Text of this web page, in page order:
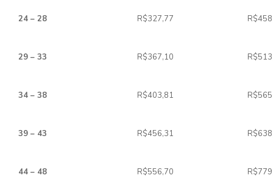
24 – 28 R$327,77
29 – 33 R$367,10
34 – 38 R$403,81
39 – 43 R$456,31
44 – 48 R$556,70